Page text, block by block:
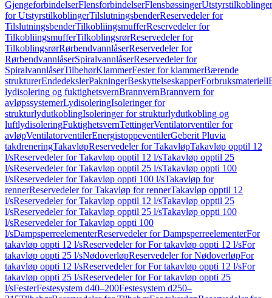
GjengeforbindelserFlensforbindelserFlensbøssingerUtstyrstilkoblinger
for UtstyrstilkoblingerTilslutningsbenderReservedeler for
TilslutningsbenderTilkobliingsmufferReservedeler for
TilkobliingsmufferTilkoblingsrørReservedeler for
TilkoblingsrørRørbendvannlåserReservedeler for
RørbendvannlåserSpiralvannlåserReservedeler for
SpiralvannlåserTilbehørKlammerFester for klammerBærende
strukturerEndedekslerPakningerBeskyttelseskapperForbruksmateriell
lydisolering og fuktighetsvernBrannvernBrannvern for
avløpssystemerLydisoleringIsoleringer for
strukturlydutkoblingIsoleringer for strukturlydutkobling og
luftlydisoleringFuktighetsvernTettingerVentilatorventiler for
avløpVentilatorventilerEnergistoppeventilerGeberit Pluvia
takdreneringTakavløpReservedeler for TakavløpTakavløp opptil 12
l/sReservedeler for Takavløp opptil 12 l/sTakavløp opptil 25
l/sReservedeler for Takavløp opptil 25 l/sTakavløp oppti 100
l/sReservedeler for Takavløp oppti 100 l/sTakavløp for
rennerReservedeler for Takavløp for rennerTakavløp opptil 12
l/sReservedeler for Takavløp opptil 12 l/sTakavløp opptil 25
l/sReservedeler for Takavløp opptil 25 l/sTakavløp oppti 100
l/sReservedeler for Takavløp oppti 100
l/sDampsperreelementerReservedeler for DampsperreelementerFor
takavløp oppti 12 l/sReservedeler for For takavløp oppti 12 l/sFor
takavløp oppti 25 l/sNødoverløpReservedeler for NødoverløpFor
takavløp oppti 12 l/sReservedeler for For takavløp oppti 12 l/sFor
takavløp oppti 25 l/sReservedeler for For takavløp oppti 25
l/sFesterFestesystem d40–200Festesystem d250–